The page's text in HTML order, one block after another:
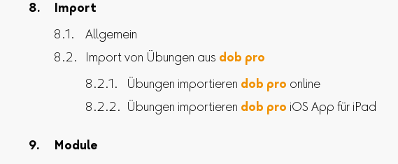
Import
Allgemein
Import von Übungen aus dob pro
Übungen importieren dob pro online
Übungen importieren dob pro iOS App für iPad
Module